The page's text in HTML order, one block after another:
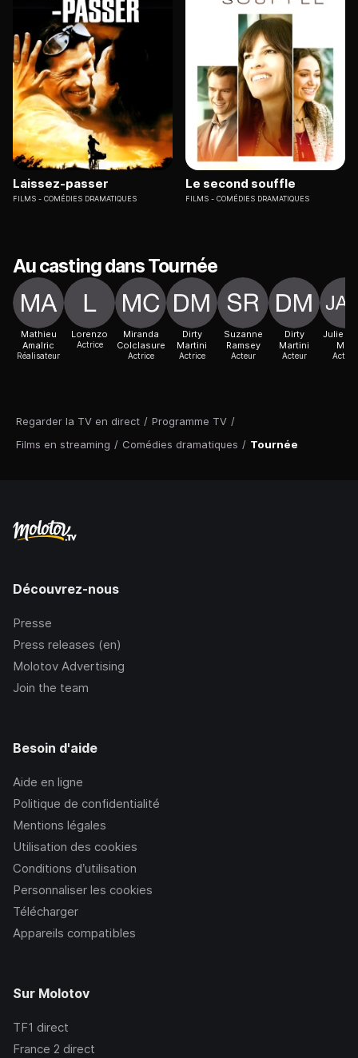
Regarder la TV en direct / Programme TV /
Films en streaming / Comédies dramatiques / Tournée
Laissez-passer
FILMS COMÉDIES DRAMATIQUES
Le second souffle
FILMS COMÉDIES DRAMATIQUES
Au casting dans Tournée
Mathieu
Amalric
Réalisateur
Lorenzo
Actrice
Miranda
Colclasure
Actrice
Dirty
Martini
Actrice
Suzanne
Ramsey
Acteur
Dirty
Martini
Acteur
Julie
Muz
Actrice
Découvrez-nous
Presse
Press releases (en)
Molotov Advertising
Join the team
Besoin d'aide
Aide en ligne
Politique de confidentialité
Mentions légales
Utilisation des cookies
Conditions d’utilisation
Personnaliser les cookies
Télécharger
Appareils compatibles
Sur Molotov
TF1 direct
France 2 direct